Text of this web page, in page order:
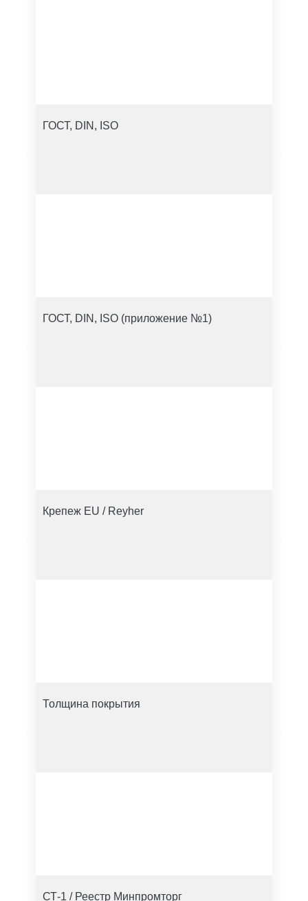
ГОСТ, DIN, ISO
ГОСТ, DIN, ISO (приложение №1)
Крепеж EU / Reyher
Толщина покрытия
СТ-1 / Реестр Минпромторг